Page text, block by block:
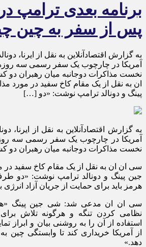
برنامه بعدی ترامپ
پس از سفر به چین
به گزارش اقتصادآنلاین به نقل از ایرنا،
آمریکا در چارچوب یک سفر رسمی سه
نخست مذاکرات دوجانبه میان رهبران دو
ان به نقل از یک مقام کاخ سفید در مورد
پینگ و دونالد ترامپ نوشت: «دو […]
به گزارش اقتصادآنلاین به نقل از ایرنا،
آمریکا در چارچوب یک سفر رسمی سه
نخست مذاکرات دوجانبه میان رهبران دو
سی ان ان به نقل از یک مقام کاخ سفید
جین پینگ و دونالد ترامپ نوشت: «دو
هرمز باید برای حمایت از جریان آزاد انرژی
سی ان ان مدعی شد: شی جین پینگ
نظامی کردن تنگه و هرگونه تلاش
استفاده از آن را به روشنی بیان و ابراز
از آمریکا خریداری کند تا وابستگی چین
دهد.»